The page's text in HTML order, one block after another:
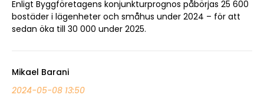
Enligt Byggföretagens konjunkturprognos påbörjas 25 600
bostäder i lägenheter och småhus under 2024 – för att
sedan öka till 30 000 under 2025.
Mikael Barani
2024-05-08 13:50